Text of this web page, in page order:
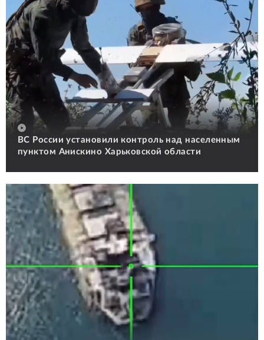
ВС России установили контроль над населенным
пунктом Анискино Харьковской области